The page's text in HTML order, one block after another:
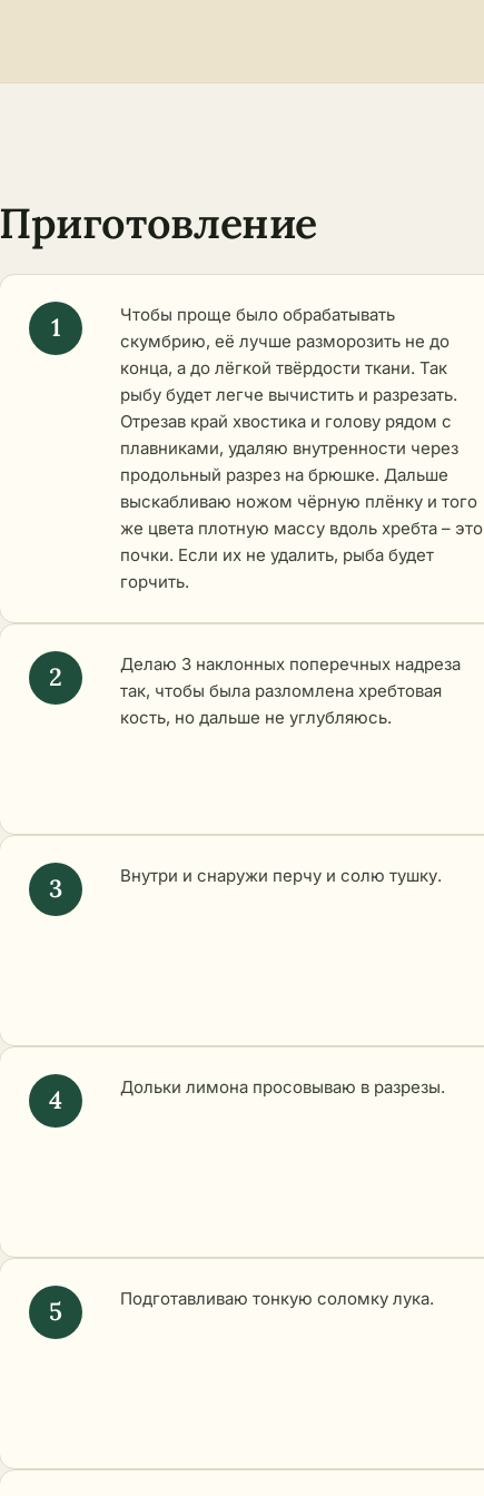
Приготовление
Чтобы проще было обрабатывать
скумбрию, её лучше разморозить не до
конца, а до лёгкой твёрдости ткани. Так
рыбу будет легче вычистить и разрезать.
Отрезав край хвостика и голову рядом с
плавниками, удаляю внутренности через
продольный разрез на брюшке. Дальше
выскабливаю ножом чёрную плёнку и того
же цвета плотную массу вдоль хребта – это
почки. Если их не удалить, рыба будет
горчить.
Делаю 3 наклонных поперечных надреза
так, чтобы была разломлена хребтовая
кость, но дальше не углубляюсь.
Внутри и снаружи перчу и солю тушку.
Дольки лимона просовываю в разрезы.
Подготавливаю тонкую соломку лука.